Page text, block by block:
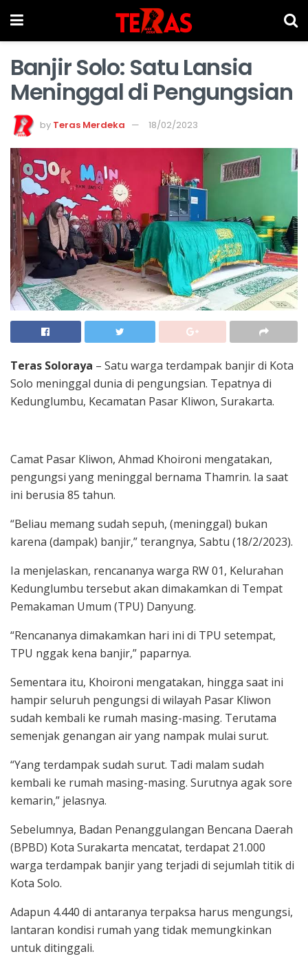
Banjir Solo: Satu Lansia
Meninggal di Pengungsian
by Teras Merdeka 18/02/2023
Teras Soloraya – Satu warga terdampak banjir di Kota
Solo meninggal dunia di pengungsian. Tepatnya di
Kedunglumbu, Kecamatan Pasar Kliwon, Surakarta.
Camat Pasar Kliwon, Ahmad Khoironi mengatakan,
pengungsi yang meninggal bernama Thamrin. Ia saat
ini berusia 85 tahun.
“Beliau memang sudah sepuh, (meninggal) bukan
karena (dampak) banjir,” terangnya, Sabtu (18/2/2023).
Ia menjelaskan, rencananya warga RW 01, Kelurahan
Kedunglumbu tersebut akan dimakamkan di Tempat
Pemakaman Umum (TPU) Danyung.
“Rencananya dimakamkan hari ini di TPU setempat,
TPU nggak kena banjir,” paparnya.
Sementara itu, Khoironi mengatakan, hingga saat ini
hampir seluruh pengungsi di wilayah Pasar Kliwon
sudah kembali ke rumah masing-masing. Terutama
semenjak genangan air yang nampak mulai surut.
“Yang terdampak sudah surut. Tadi malam sudah
kembali ke rumah masing-masing. Surutnya agak sore
kemarin,” jelasnya.
Sebelumnya, Badan Penanggulangan Bencana Daerah
(BPBD) Kota Surakarta mencatat, terdapat 21.000
warga terdampak banjir yang terjadi di sejumlah titik di
Kota Solo.
Adapun 4.440 di antaranya terpaksa harus mengungsi,
lantaran kondisi rumah yang tidak memungkinkan
untuk ditinggali.